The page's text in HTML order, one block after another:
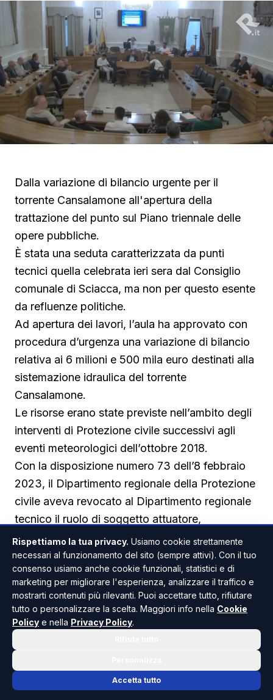
Dalla variazione di bilancio urgente per il
torrente Cansalamone all'apertura della
trattazione del punto sul Piano triennale delle
opere pubbliche.
È stata una seduta caratterizzata da punti
tecnici quella celebrata ieri sera dal Consiglio
comunale di Sciacca, ma non per questo esente
da refluenze politiche.
Ad apertura dei lavori, l’aula ha approvato con
procedura d’urgenza una variazione di bilancio
relativa ai 6 milioni e 500 mila euro destinati alla
sistemazione idraulica del torrente
Cansalamone.
Le risorse erano state previste nell’ambito degli
interventi di Protezione civile successivi agli
eventi meteorologici dell’ottobre 2018.
Con la disposizione numero 73 dell’8 febbraio
2023, il Dipartimento regionale della Protezione
civile aveva revocato al Dipartimento regionale
tecnico il ruolo di soggetto attuatore,
affidandolo al sindaco di Sciacca. Il
provvedimento disponeva che il Comune
procedesse celermente con le attività tecniche,
amministrative e contabili necessarie alla
realizzazione dell’opera.
A distanza di circa tre anni e mezzo, le somme
urgente. Proprio la distanza temporale tra il
Rispettiamo la tua privacy. Usiamo cookie strettamente
necessari al funzionamento del sito (sempre attivi). Con il tuo
consenso usiamo anche cookie funzionali, statistici e di
marketing per migliorare l'esperienza, analizzare il traffico e
mostrarti contenuti più rilevanti. Puoi accettare tutto, rifiutare
tutto o personalizzare la scelta. Maggiori info nella Cookie
Policy e nella Privacy Policy.
Accetta tutto